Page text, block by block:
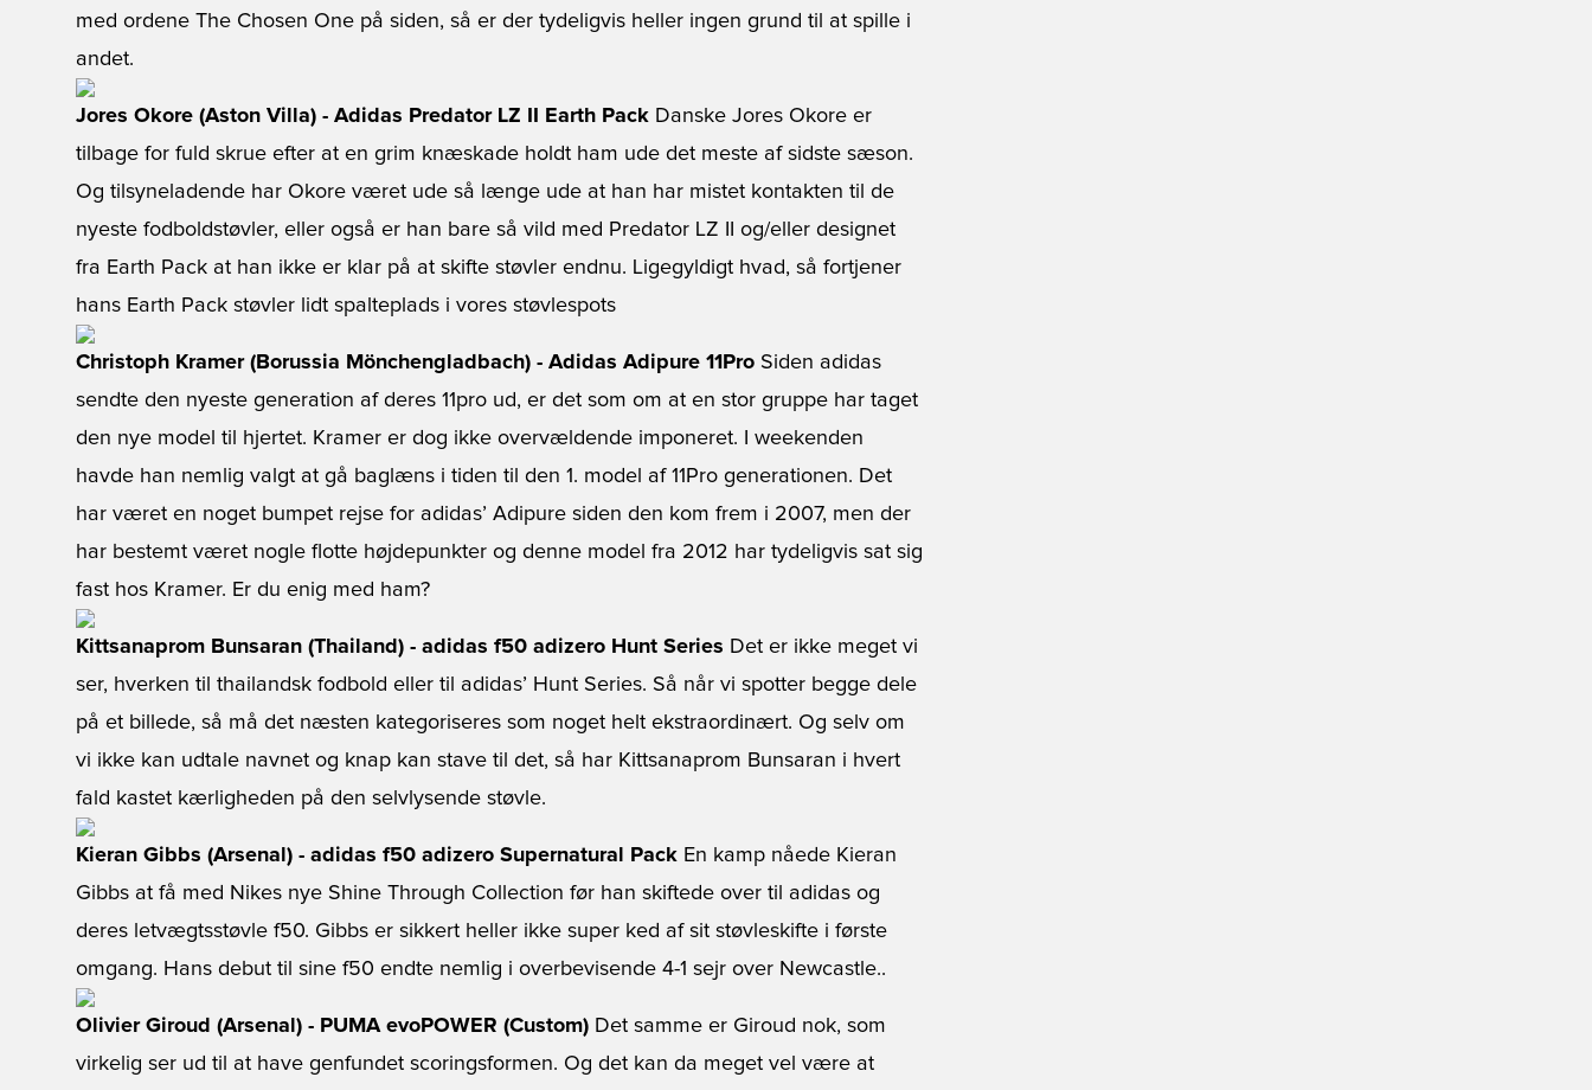
med ordene The Chosen One på siden, så er der tydeligvis heller ingen grund til at spille i
andet.
Jores Okore (Aston Villa) - Adidas Predator LZ II Earth Pack Danske Jores Okore er
tilbage for fuld skrue efter at en grim knæskade holdt ham ude det meste af sidste sæson.
Og tilsyneladende har Okore været ude så længe ude at han har mistet kontakten til de
nyeste fodboldstøvler, eller også er han bare så vild med Predator LZ II og/eller designet
fra Earth Pack at han ikke er klar på at skifte støvler endnu. Ligegyldigt hvad, så fortjener
hans Earth Pack støvler lidt spalteplads i vores støvlespots
Christoph Kramer (Borussia Mönchengladbach) - Adidas Adipure 11Pro Siden adidas
sendte den nyeste generation af deres 11pro ud, er det som om at en stor gruppe har taget
den nye model til hjertet. Kramer er dog ikke overvældende imponeret. I weekenden
havde han nemlig valgt at gå baglæns i tiden til den 1. model af 11Pro generationen. Det
har været en noget bumpet rejse for adidas’ Adipure siden den kom frem i 2007, men der
har bestemt været nogle flotte højdepunkter og denne model fra 2012 har tydeligvis sat sig
fast hos Kramer. Er du enig med ham?
Kittsanaprom Bunsaran (Thailand) - adidas f50 adizero Hunt Series Det er ikke meget vi
ser, hverken til thailandsk fodbold eller til adidas’ Hunt Series. Så når vi spotter begge dele
på et billede, så må det næsten kategoriseres som noget helt ekstraordinært. Og selv om
vi ikke kan udtale navnet og knap kan stave til det, så har Kittsanaprom Bunsaran i hvert
fald kastet kærligheden på den selvlysende støvle.
Kieran Gibbs (Arsenal) - adidas f50 adizero Supernatural Pack En kamp nåede Kieran
Gibbs at få med Nikes nye Shine Through Collection før han skiftede over til adidas og
deres letvægtsstøvle f50. Gibbs er sikkert heller ikke super ked af sit støvleskifte i første
omgang. Hans debut til sine f50 endte nemlig i overbevisende 4-1 sejr over Newcastle..
Olivier Giroud (Arsenal) - PUMA evoPOWER (Custom) Det samme er Giroud nok, som
virkelig ser ud til at have genfundet scoringsformen. Og det kan da meget vel være at